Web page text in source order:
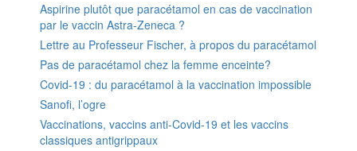
Aspirine plutôt que paracétamol en cas de vaccination
par le vaccin Astra-Zeneca ?
Lettre au Professeur Fischer, à propos du paracétamol
Pas de paracétamol chez la femme enceinte?
Covid-19 : du paracétamol à la vaccination impossible
Sanofi, l’ogre
Vaccinations, vaccins anti-Covid-19 et les vaccins
classiques antigrippaux